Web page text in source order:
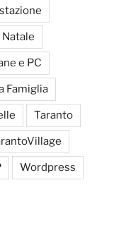
Natale
e PC
Famiglia
Taranto
Wordpress